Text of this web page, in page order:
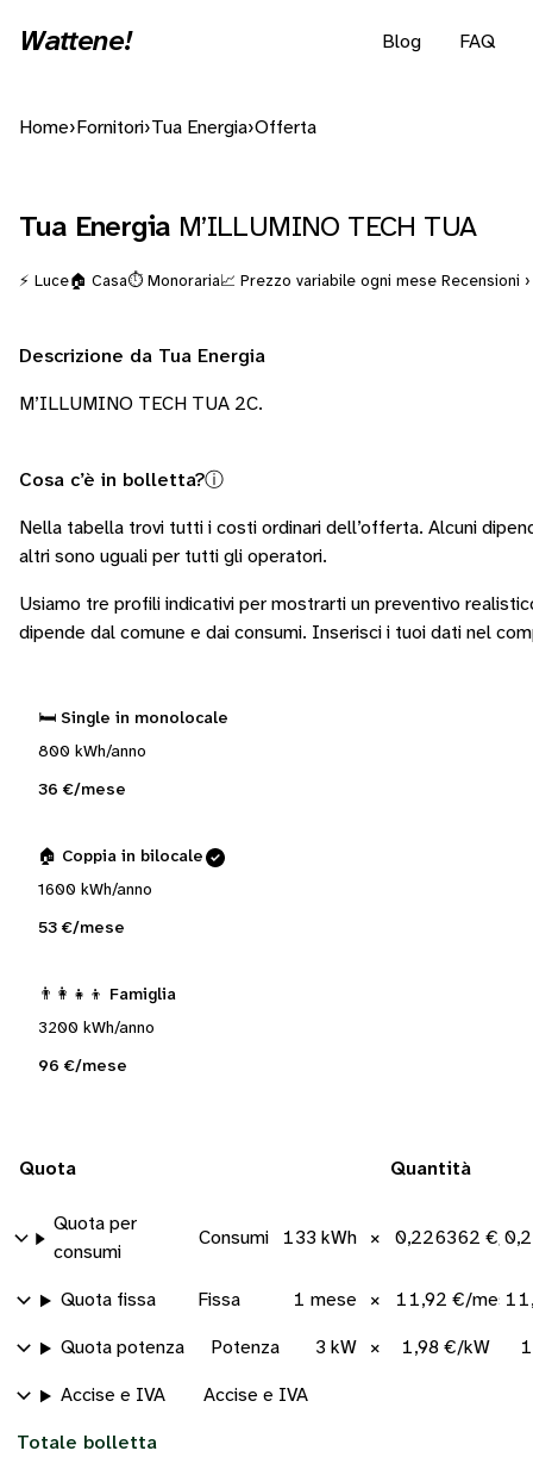
Wattene! Blog FAQ
Home› Fornitori›Tua Energia›Offerta
Tua Energia M’ILLUMINO TECH TUA
⚡ Luce🏠 Casa⏱️ Monoraria📈 Prezzo variabile ogni mese Recensioni ›
Descrizione da Tua Energia
M’ILLUMINO TECH TUA 2C.
Cosa c’è in bolletta?ⓘ
Nella tabella trovi tutti i costi ordinari dell’offerta. Alcuni
altri sono uguali per tutti gli operatori.
Usiamo tre profili indicativi per mostrarti un preventivo
dipende dal comune e dai consumi. Inserisci i tuoi dati nel
🛏️ Single in monolocale
800 kWh/anno
36 €/mese
🏠 Coppia in bilocale
1600 kWh/anno
53 €/mese
👨‍👩‍👧‍👦 Famiglia
3200 kWh/anno
96 €/mese
Quota Quantità
Quota per
consumi
Consumi 133 kWh × 0,226362 €/
Quota fissa Fissa 1 mese × 11,92 €/mese
Quota potenza Potenza 3 kW × 1,98 €/kW
Accise e IVA Accise e IVA
Totale bolletta